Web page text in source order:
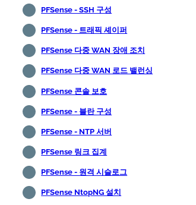
PFSense - SSH 구성
PFSense - 트래픽 셰이퍼
PFSense 다중 WAN 장애 조치
PFSense 다중 WAN 로드 밸런싱
PFSense 콘솔 보호
PFSense - 블란 구성
PFSense - NTP 서버
PFSense 링크 집계
PFSense - 원격 시슬로그
PFSense NtopNG 설치